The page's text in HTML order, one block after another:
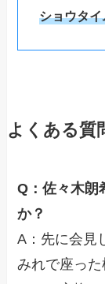
ショウタ
よくある質
Q：佐々木朗
か？
A：先に会見
みれで座っ